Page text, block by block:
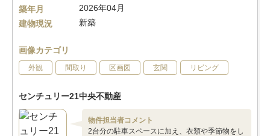
築年月
2026年04月
建物現況
新築
画像カテゴリ
外観 間取り 区画図 玄関 リビング
センチュリー21中央不動産
物件担当者コメント
2台分の駐車スペースに加え、衣類や季節物をし